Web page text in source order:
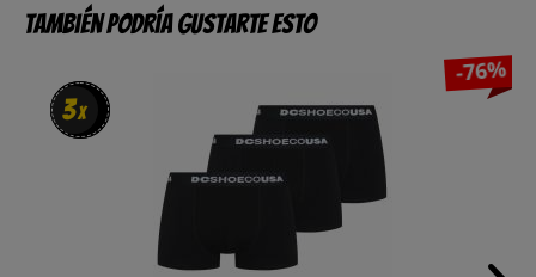
También podría gustarte esto
3x
3x
-76%